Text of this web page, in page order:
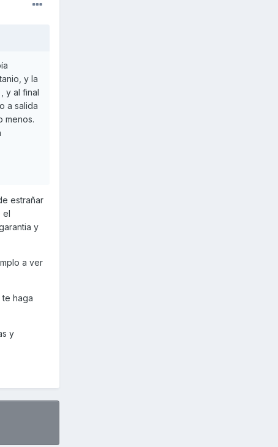
y la
y al final
a salida
menos.
estrañar
el
y
a ver
haga
y